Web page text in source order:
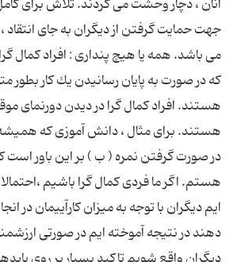
آنان ، دچار وحشت می گردند. تلاش برای
جهت حمایت گرفتن از دیگران به جای انتقاد
می باشد. همه یا هیچ پنداری : افراد کمال
كه در صورت به پایان رسانیدن یك كار بطور
هستند. افراد كمال گرا در دیدن دورنمای
هستند. برای مثال ،‌ دانش آموزی كه
در صورت گرفتن نمره (‌ ب ) بر این باور است
هستم. اگر ما فردی كمال گرا باشیم
ایم دیگران با توجه به میزان كارآییمان در
دهند در نتیجه آموخته ایم در صورتی